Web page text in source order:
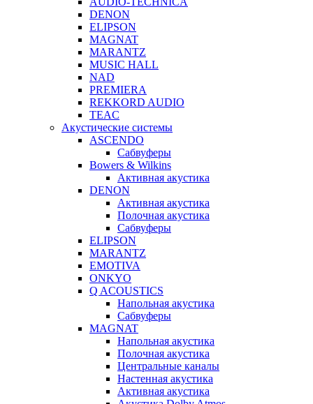
DENON
ELIPSON
MAGNAT
MARANTZ
MUSIC HALL
NAD
PREMIERA
REKKORD AUDIO
TEAC
Акустические системы
ASCENDO
Сабвуферы
Bowers & Wilkins
Активная акустика
DENON
Активная акустика
Полочная акустика
Сабвуферы
ELIPSON
MARANTZ
EMOTIVA
ONKYO
Q ACOUSTICS
Напольная акустика
Сабвуферы
MAGNAT
Напольная акустика
Полочная акустика
Центральные каналы
Настенная акустика
Активная акустика